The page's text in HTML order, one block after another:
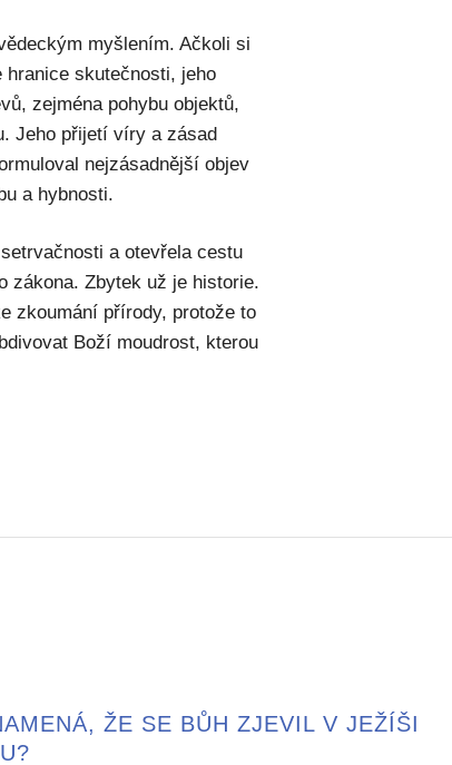
myšlením. Ačkoli si
skutečnosti, jeho
zejména pohybu objektů,
Jeho přijetí víry a zásad
nejzásadnější objev
a hybnosti.
a otevřela cestu
zákona. Zbytek už je historie.
zkoumání přírody, protože to
Boží moudrost, kterou
ŽE SE BŮH ZJEVIL V JEŽÍŠI